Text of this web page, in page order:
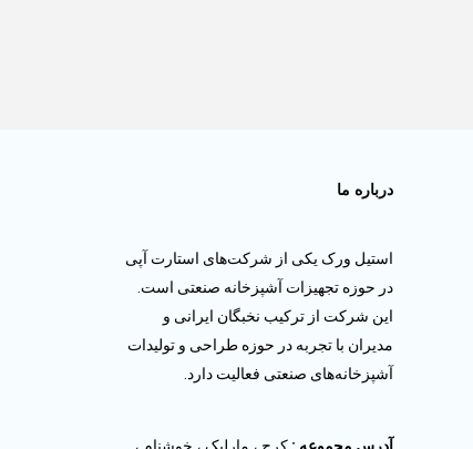
درباره ما
استیل ورک یکی از شرکت‌های استارت آپی
در حوزه تجهیزات آشپزخانه صنعتی است.
این شرکت از ترکیب نخبگان ایرانی و
مدیران با تجربه در حوزه طراحی و تولیدات
آشپزخانه‌های صنعتی فعالیت دارد.